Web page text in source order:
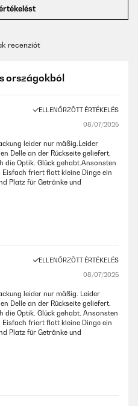
recenziót
országokból
ELLENŐRZÖTT ÉRTÉKELÉS
08/07/2025
leider nur mäßig.Leider
Delle an der Rückseite geliefert.
die Optik. Glück gehabt.Ansonsten
friert flott kleine Dinge ein
Platz für Getränke und
ELLENŐRZÖTT ÉRTÉKELÉS
08/07/2025
leider nur mäßig. Leider
Delle an der Rückseite geliefert.
die Optik. Glück gehabt. Ansonsten
friert flott kleine Dinge ein
Platz für Getränke und